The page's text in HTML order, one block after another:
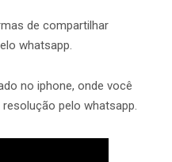
de compartilhar
whatsapp.
no iphone, onde você
pelo whatsapp.